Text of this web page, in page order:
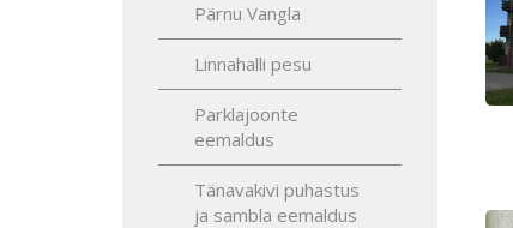
Pärnu Vangla
Linnahalli pesu
Parklajoonte
eemaldus
Tänavakivi puhastus
ja sambla eemaldus